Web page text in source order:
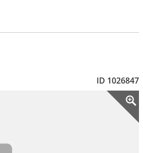
ID 1026847